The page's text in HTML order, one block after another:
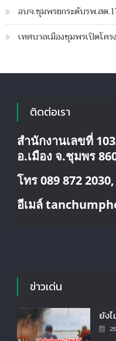
อบจ.ชุมพรยกระดับรพ.สต
เทศบาลเมืองชุมพรเปิดโค
ติดต่อเรา
สำนักงานเลขที่
อ.เมือง จ.ชุมพร
โทร 089 872
อีเมล์
ข่าวเด่น
ยัง